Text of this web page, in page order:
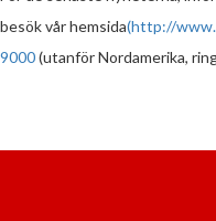
besök vår hemsida(http://
9000(utanför Nordamerika,